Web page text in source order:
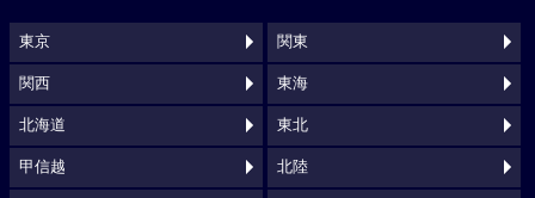
東京 関東
関西 東海
北海道 東北
甲信越 北陸